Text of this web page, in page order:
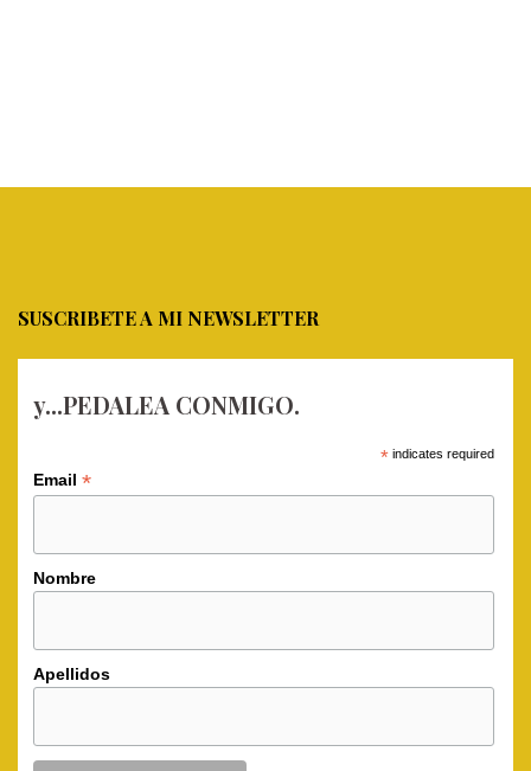
SUSCRIBETE A MI NEWSLETTER
y...PEDALEA CONMIGO.
*indicates required
Email *
Nombre
Apellidos